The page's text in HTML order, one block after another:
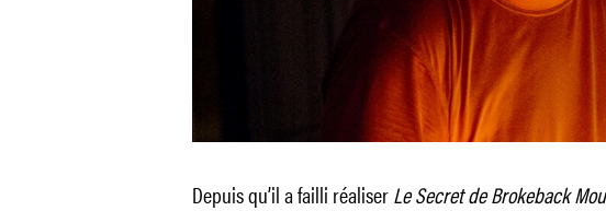
Depuis qu’il a failli réaliserLe Secret de Brokeback